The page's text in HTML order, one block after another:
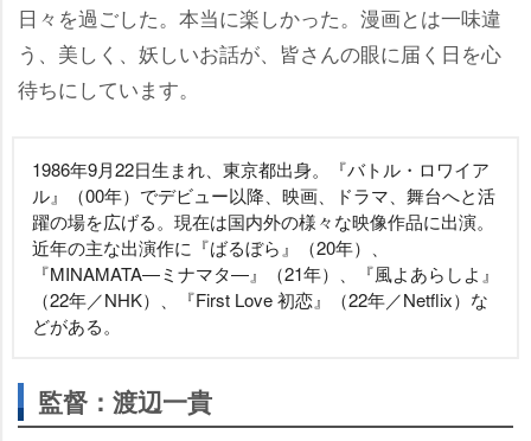
日々を過ごした。本当に楽しかった。漫画とは一味違
う、美しく、妖しいお話が、皆さんの眼に届く日を心
待ちにしています。
1986年9月22日生まれ、東京都出身。『バトル・ロワイア
ル』（00年）でデビュー以降、映画、ドラマ、舞台へと活
躍の場を広げる。現在は国内外の様々な映像作品に出演。
近年の主な出演作に『ばるぼら』（20年）、
『MINAMATA―ミナマタ―』（21年）、『風よあらしよ』
（22年／NHK）、『First Love 初恋』（22年／Netflix）な
どがある。
監督：渡辺一貴